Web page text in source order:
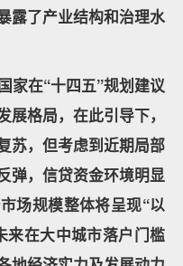
露了产业结构和治理水
家在“十四五”规划建议
格局，在此引导下，
苏，但考虑到近期局部
弹，信贷资金环境明显
场规模整体将呈现“以
来在大中城市落户门槛